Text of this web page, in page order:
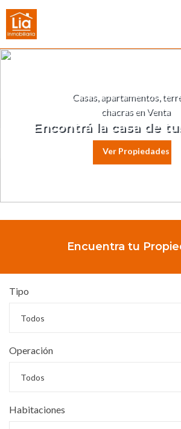
Casas, apartamentos,
chacras en Venta
Encontrá la casa de
Ver Propiedades
Encuentra tu
Tipo
Todos
Operación
Todos
Habitaciones